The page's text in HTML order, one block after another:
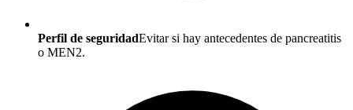
Perfil de seguridadEvitar si hay antecedentes de pancreatitis
o MEN2.